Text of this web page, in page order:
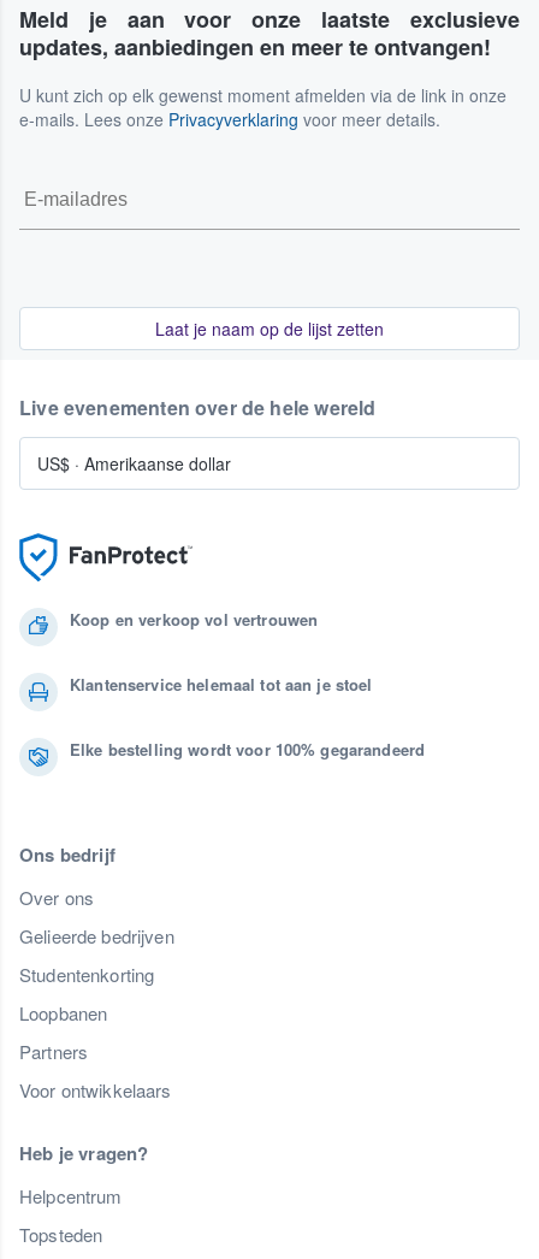
Meld je aan voor onze laatste exclusieve
updates, aanbiedingen en meer te ontvangen!
U kunt zich op elk gewenst moment afmelden via de link in onze
e-mails. Lees onze Privacyverklaring voor meer details.
Laat je naam op de lijst zetten
Koop en verkoop vol vertrouwen
Klantenservice helemaal tot aan je stoel
Elke bestelling wordt voor 100% gegarandeerd
Ons bedrijf
Over ons
Gelieerde bedrijven
Studentenkorting
Loopbanen
Partners
Voor ontwikkelaars
Heb je vragen?
Helpcentrum
Topsteden
Live evenementen over de hele wereld
US$ · Amerikaanse dollar